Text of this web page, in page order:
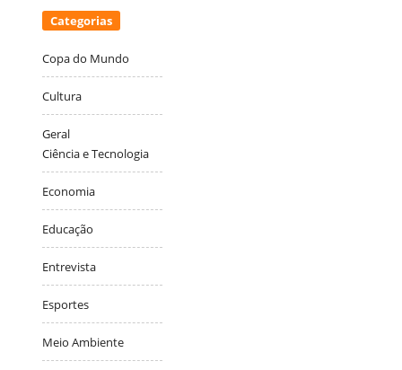
Categorias
Copa do Mundo
Cultura
Geral
Ciência e Tecnologia
Economia
Educação
Entrevista
Esportes
Meio Ambiente